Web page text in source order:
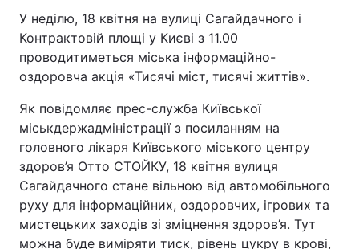
У неділю, 18 квітня на вулиці Сагайдачного і
Контрактовій площі у Києві з 11.00
проводитиметься міська інформаційно-
оздоровча акція «Тисячі міст, тисячі життів».
Як повідомляє прес-служба Київської
міськдержадміністрації з посиланням на
головного лікаря Київського міського центру
здоров’я Отто СТОЙКУ, 18 квітня вулиця
Сагайдачного стане вільною від автомобільного
руху для інформаційних, оздоровчих, ігрових та
мистецьких заходів зі зміцнення здоров’я. Тут
можна буде виміряти тиск, рівень цукру в крові,